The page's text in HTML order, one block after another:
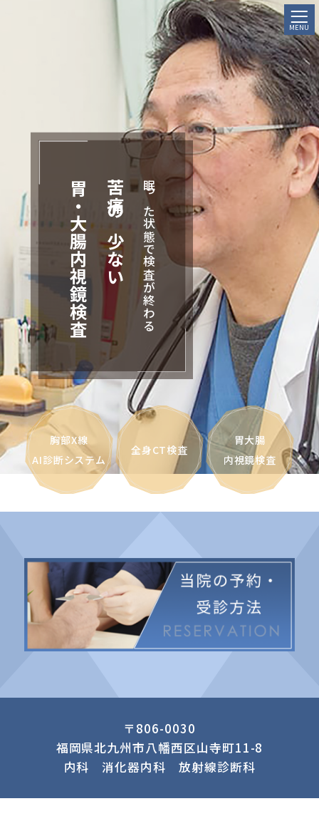
MENU
眠った状態で検査が終わる
苦痛の少ない
胃・大腸内視鏡検査
胸部X線
AI診断システム
全身CT検査
胃大腸
内視鏡検査
〒806-0030
福岡県北九州市八幡西区山寺町11-8
内科 消化器内科 放射線診断科